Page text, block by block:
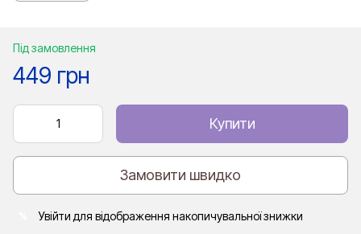
Під замовлення
449 грн
Купити
Замовити швидко
Увійти для відображення накопичувальної знижки